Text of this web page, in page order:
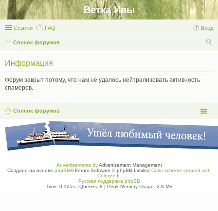
Ветка Ивы
Ссылки FAQ Вход
Список форумов
Информация
Форум закрыт потому, что нам не удалось нейтрализовать активность
спамеров.
Список форумов
Advertisements byAdvertisement Management
Создано на основе phpBB® Forum Software © phpBB Limited Color scheme created with
Colorize It.
Русская поддержка phpBB
Time: 0.125s| Queries: 8 | Peak Memory Usage: 2.8 МБ